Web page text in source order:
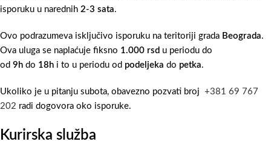
isporuku u narednih 2-3 sata.
Ovo podrazumeva isključivo isporuku na teritoriji grada Beograda.
Ova uluga se naplaćuje fiksno 1.000 rsd u periodu do
od 9h do 18h i to u periodu od podeljeka do petka.
Ukoliko je u pitanju subota, obavezno pozvati broj +381 69 767
202 radi dogovora oko isporuke.
Kurirska služba